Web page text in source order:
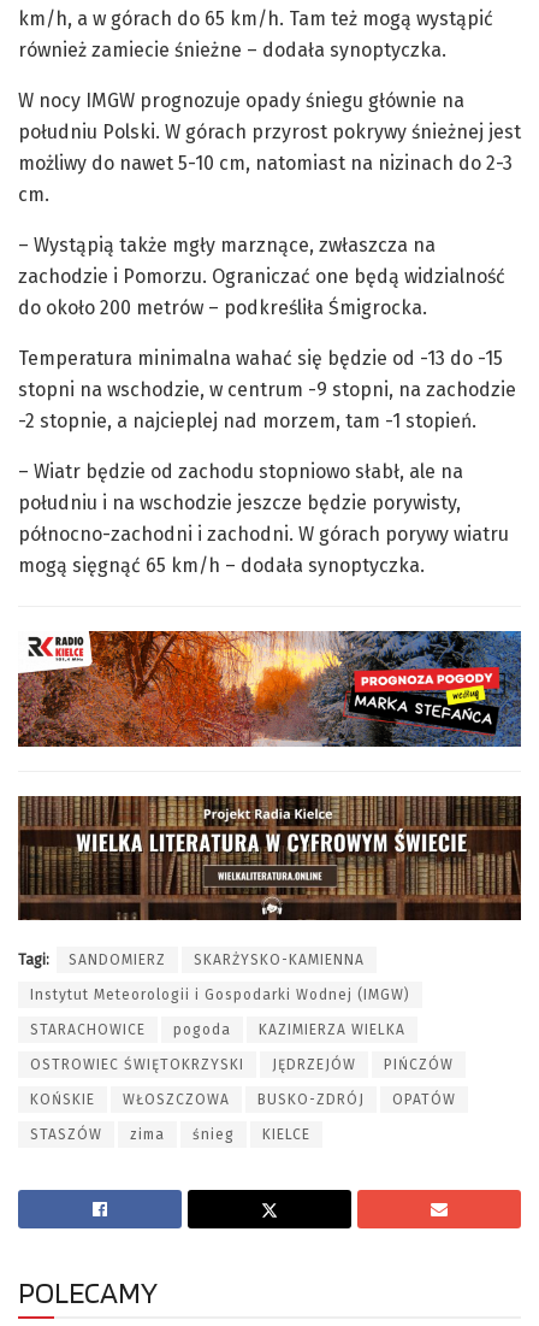
km/h, a w górach do 65 km/h. Tam też mogą wystąpić
również zamiecie śnieżne – dodała synoptyczka.
W nocy IMGW prognozuje opady śniegu głównie na
południu Polski. W górach przyrost pokrywy śnieżnej jest
możliwy do nawet 5-10 cm, natomiast na nizinach do 2-3
cm.
– Wystąpią także mgły marznące, zwłaszcza na
zachodzie i Pomorzu. Ograniczać one będą widzialność
do około 200 metrów – podkreśliła Śmigrocka.
Temperatura minimalna wahać się będzie od -13 do -15
stopni na wschodzie, w centrum -9 stopni, na zachodzie
-2 stopnie, a najcieplej nad morzem, tam -1 stopień.
– Wiatr będzie od zachodu stopniowo słabł, ale na
południu i na wschodzie jeszcze będzie porywisty,
północno-zachodni i zachodni. W górach porywy wiatru
mogą sięgnąć 65 km/h – dodała synoptyczka.
Tagi: SANDOMIERZ SKARŻYSKO-KAMIENNA
Instytut Meteorologii i Gospodarki Wodnej (IMGW)
STARACHOWICE pogoda KAZIMIERZA WIELKA
OSTROWIEC ŚWIĘTOKRZYSKI JĘDRZEJÓW PIŃCZÓW
KOŃSKIE WŁOSZCZOWA BUSKO-ZDRÓJ OPATÓW
STASZÓW zima śnieg KIELCE
POLECAMY